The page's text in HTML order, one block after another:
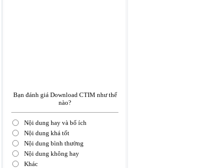
Bạn đánh giá Download CTIM như thế
nào?
Nội dung hay và bổ ích
Nội dung khá tốt
Nội dung bình thường
Nội dung không hay
Khác